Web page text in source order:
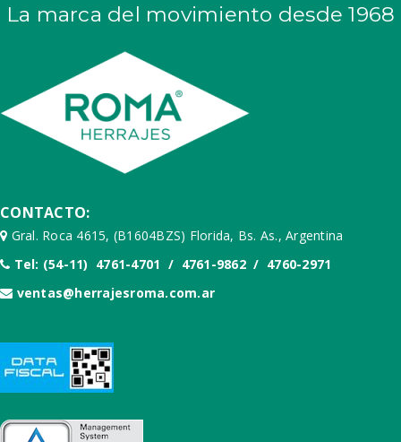
La marca del movimiento desde 1968
CONTACTO:
Gral. Roca 4615, (B1604BZS) Florida, Bs. As., Argentina
Tel: (54-11) 4761-4701 / 4761-9862 / 4760-2971
ventas@herrajesroma.com.ar